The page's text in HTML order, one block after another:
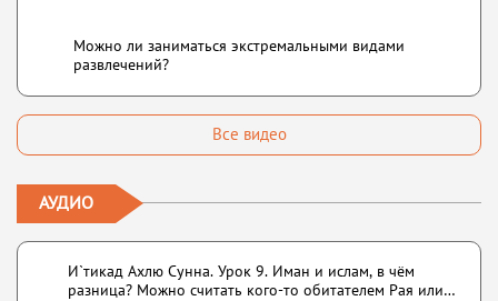
Можно ли заниматься экстремальными видами
развлечений?
Все видео
АУДИО
И`тикад Ахлю Сунна. Урок 9. Иман и ислам, в чём
разница? Можно считать кого-то обитателем Рая или